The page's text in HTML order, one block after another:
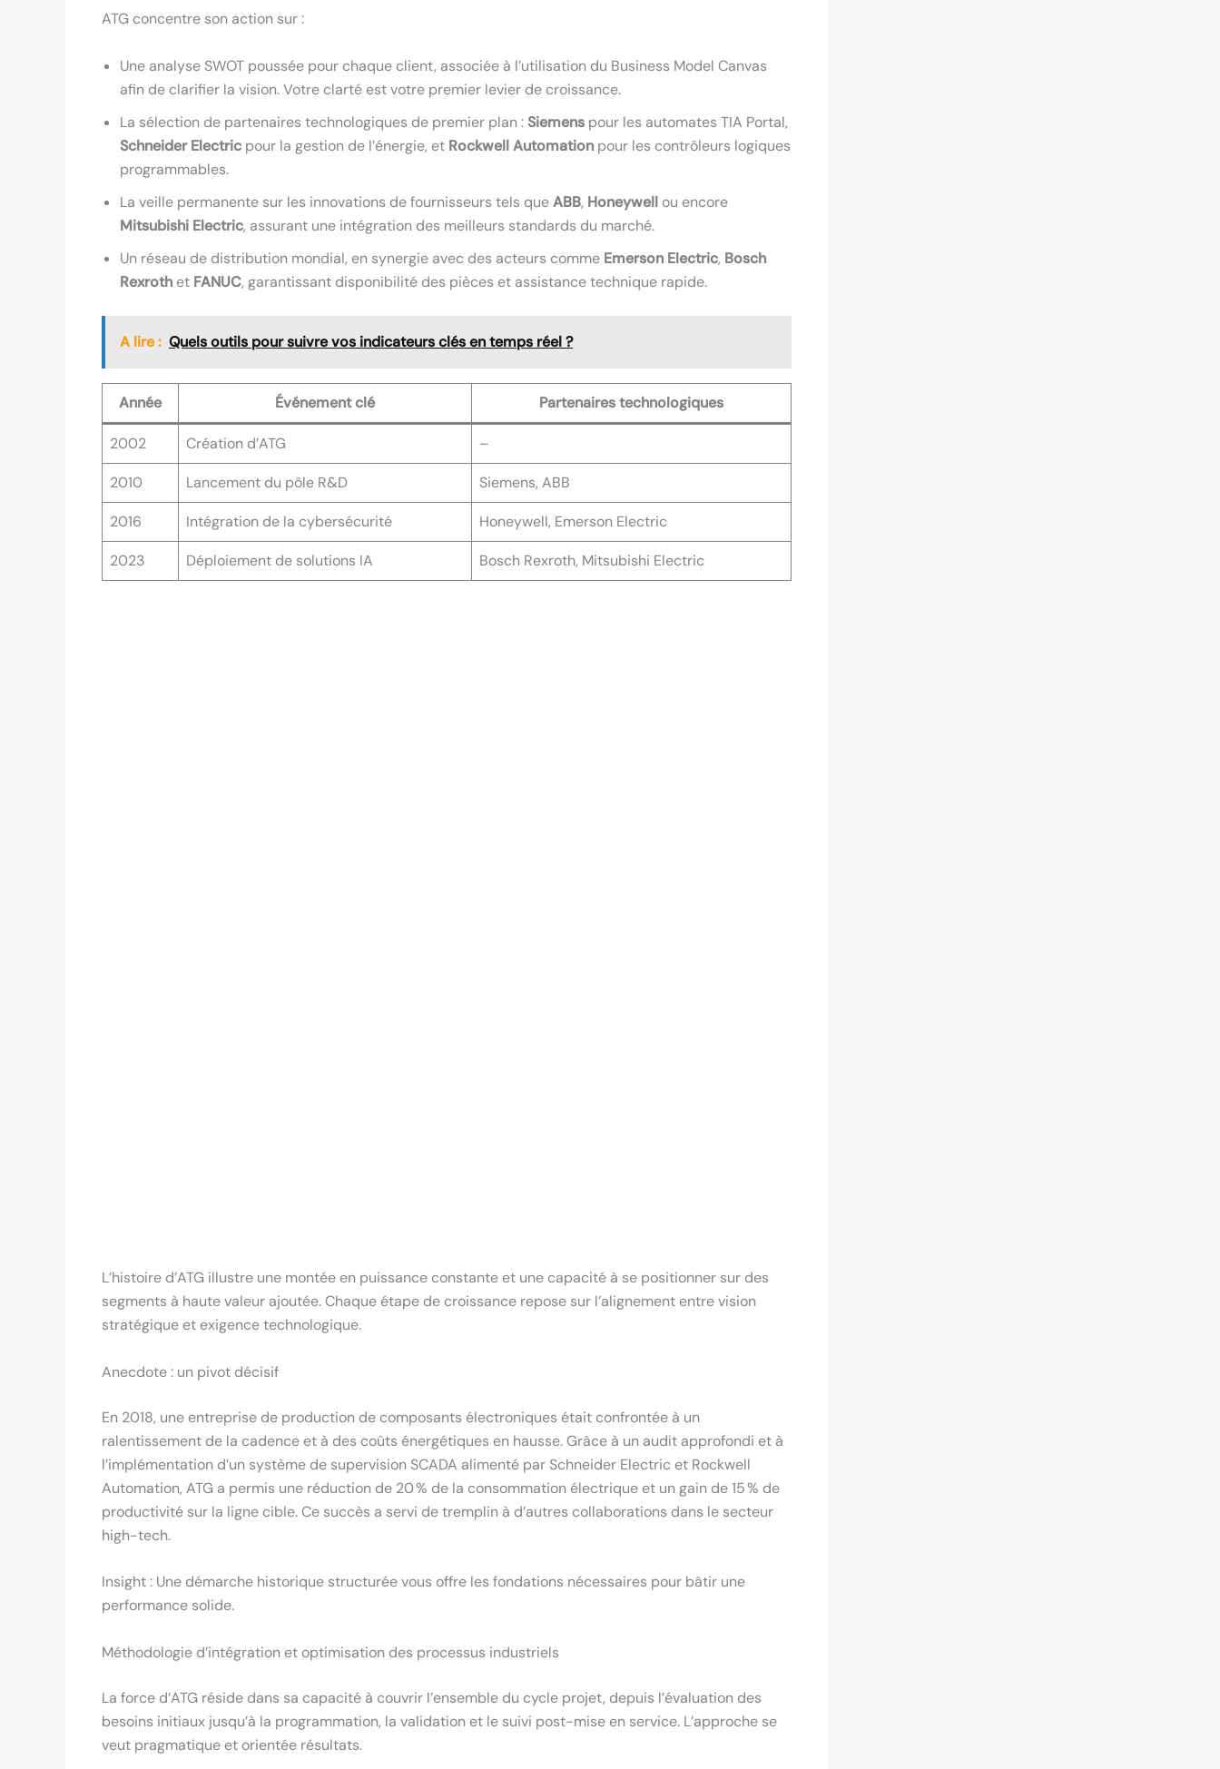
ATG concentre son action sur :
Une analyse SWOT poussée pour chaque client, associée à l’utilisation du Business Model Canvas
afin de clarifier la vision. Votre clarté est votre premier levier de croissance.
La sélection de partenaires technologiques de premier plan :Siemens pour les automates TIA Portal,
Schneider Electric pour la gestion de l’énergie, et Rockwell Automation pour les contrôleurs logiques
programmables.
La veille permanente sur les innovations de fournisseurs tels queABB, Honeywell ou encore
Mitsubishi Electric, assurant une intégration des meilleurs standards du marché.
Un réseau de distribution mondial, en synergie avec des acteurs comme Emerson Electric, Bosch
Rexroth et FANUC, garantissant disponibilité des pièces et assistance technique rapide.
A lire : Quels outils pour suivre vos indicateurs clés en temps réel ?
Année Événement clé Partenaires technologiques
2002 Création d’ATG –
2010 Lancement du pôle R&D Siemens, ABB
2016 Intégration de la cybersécurité Honeywell, Emerson Electric
2023 Déploiement de solutions IA Bosch Rexroth, Mitsubishi Electric
L’histoire d’ATG illustre une montée en puissance constante et une capacité à se positionner sur des
segments à haute valeur ajoutée. Chaque étape de croissance repose sur l’alignement entre vision
stratégique et exigence technologique.
Anecdote : un pivot décisif
En 2018, une entreprise de production de composants électroniques était confrontée à un
ralentissement de la cadence et à des coûts énergétiques en hausse. Grâce à un audit approfondi et à
l’implémentation d’un système de supervision SCADA alimenté par Schneider Electric et Rockwell
Automation, ATG a permis une réduction de 20 % de la consommation électrique et un gain de 15 % de
productivité sur la ligne cible. Ce succès a servi de tremplin à d’autres collaborations dans le secteur
high-tech.
Insight : Une démarche historique structurée vous offre les fondations nécessaires pour bâtir une
performance solide.
Méthodologie d’intégration et optimisation des processus industriels
La force d’ATG réside dans sa capacité à couvrir l’ensemble du cycle projet, depuis l’évaluation des
besoins initiaux jusqu’à la programmation, la validation et le suivi post-mise en service. L’approche se
veut pragmatique et orientée résultats.